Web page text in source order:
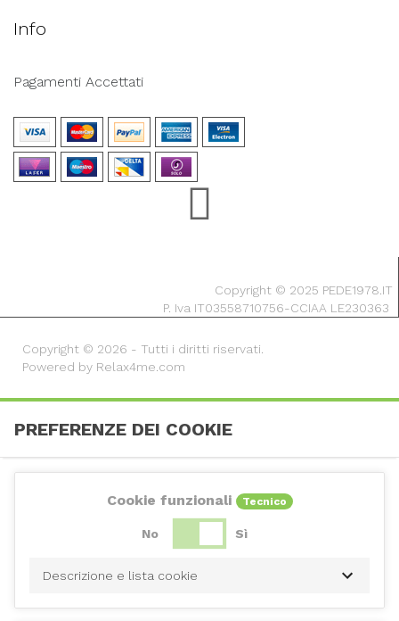
Info
Pagamenti Accettati
Copyright © 2025 PEDE1978.IT
P. Iva IT03558710756-CCIAA LE230363
Copyright © 2026 - Tutti i diritti riservati.
Powered by Relax4me.com
PREFERENZE DEI COOKIE
Cookie funzionali Tecnico
No Sì
Descrizione e lista cookie